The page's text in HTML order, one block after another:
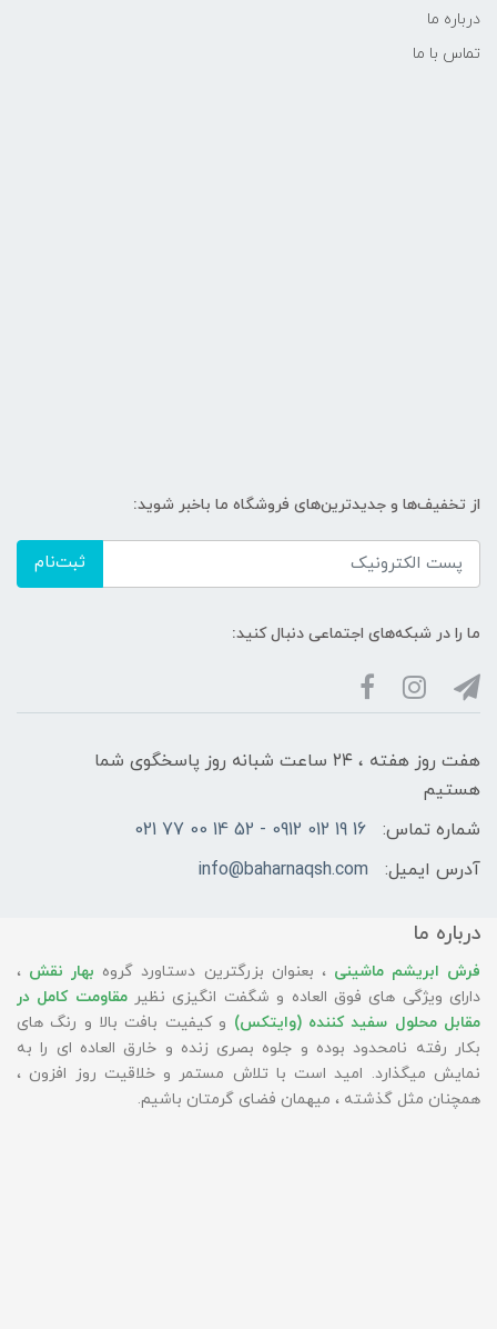
درباره ما
تماس با ما
از تخفیف‌ها و جدیدترین‌های فروشگاه ما باخبر شوید:
ثبت‌نام
ما را در شبکه‌های اجتماعی دنبال کنید:
هفت روز هفته ، ۲۴ ساعت شبانه‌ روز پاسخگوی شما
هستیم
شماره تماس:
16 19 012 0912 - 52 14 00 77 021
آدرس ایمیل:
info@baharnaqsh.com
درباره ما
فرش ابریشم ماشینی ، بعنوان بزرگترین دستاورد گروه بهار نقش ،
دارای ویژگی های فوق العاده و شگفت انگیزی نظیرمقاومت کامل در
مقابل محلول سفید کننده (وایتکس) و کیفیت بافت بالا و رنگ های
بکار رفته نامحدود بوده و جلوه بصری زنده و خارق العاده ای را به
نمایش میگذارد. امید است با تلاش مستمر و خلاقیت روز افزون ،
همچنان مثل گذشته ، میهمان فضای گرمتان باشیم.